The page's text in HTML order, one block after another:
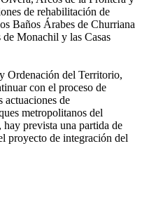
de rehabilitación de
Baños Árabes de Churriana
de Monachil y las Casas
Ordenación del Territorio,
con el proceso de
de
metropolitanos del
prevista una partida de
proyecto de integración del